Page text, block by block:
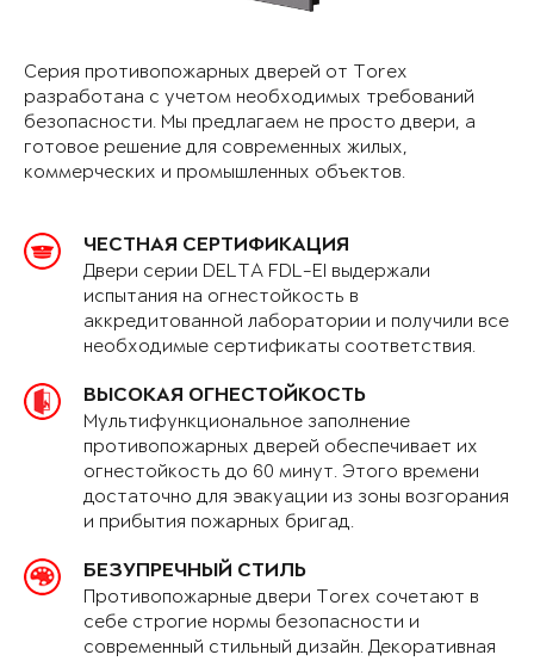
Серия противопожарных дверей от Torex
разработана с учетом необходимых требований
безопасности. Мы предлагаем не просто двери, а
готовое решение для современных жилых,
коммерческих и промышленных объектов.
ЧЕСТНАЯ СЕРТИФИКАЦИЯ
Двери серии DELTA FDL-EI выдержали
испытания на огнестойкость в
аккредитованной лаборатории и получили все
необходимые сертификаты соответствия.
ВЫСОКАЯ ОГНЕСТОЙКОСТЬ
Мультифункциональное заполнение
противопожарных дверей обеспечивает их
огнестойкость до 60 минут. Этого времени
достаточно для эвакуации из зоны возгорания
и прибытия пожарных бригад.
БЕЗУПРЕЧНЫЙ СТИЛЬ
Противопожарные двери Torex сочетают в
себе строгие нормы безопасности и
современный стильный дизайн. Декоративная